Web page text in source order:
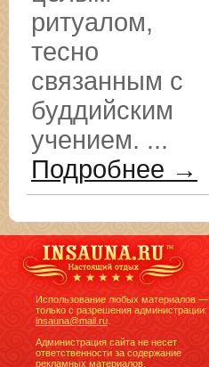
ритуалом,
тесно
связанным с
буддийским
учением. ...
Подробнее →
Использование любых материалов —
только с разрешения администрации:
insauna@mail.ru
Администрация сайта не несет
ответственности за содержание
рекламных материалов.